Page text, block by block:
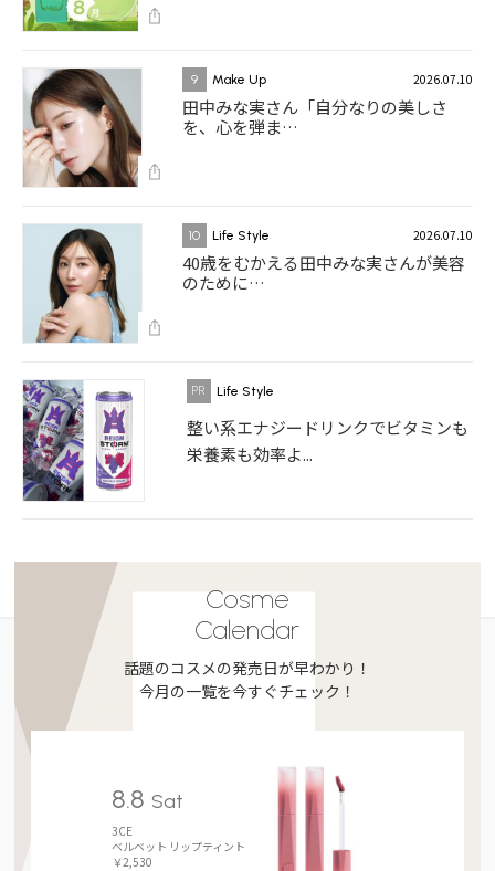
9 Make Up 2026.07.10
田中みな実さん「自分なりの美しさ
を、心を弾ま…
10 Life Style 2026.07.10
40歳をむかえる田中みな実さんが美容
のために…
Life Style
整い系エナジードリンクでビタミンも
栄養素も効率よ...
Cosme
Calendar
話題のコスメの発売日が早わかり！
今月の一覧を今すぐチェック！
8.8 Sat
3CE
ベルベット リップティント
￥2,530